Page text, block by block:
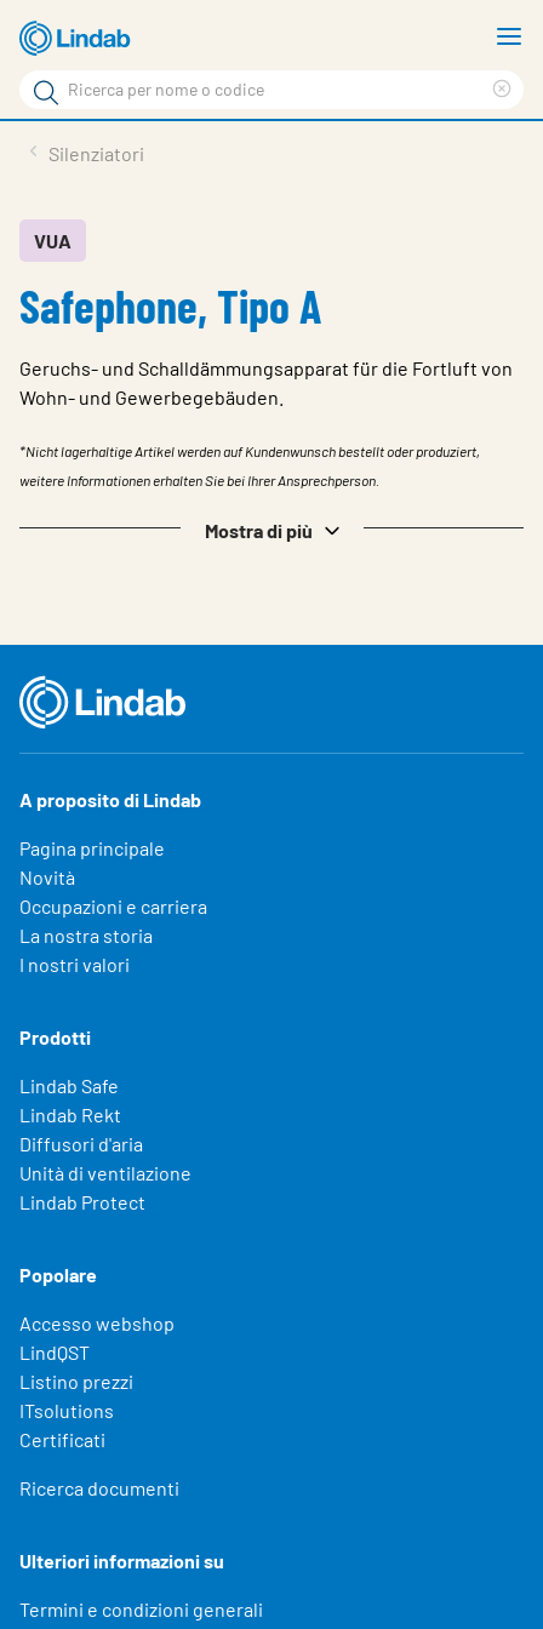
Log
visionare
Cerca
Cerca
Su Lindab
Su Tecnovent
Download
Log in
Silenziatori
VUA
Safephone, Tipo A
Geruchs- und Schalldämmungsapparat für die Fortluft von
Wohn- und Gewerbegebäuden.
*Nicht lagerhaltige Artikel werden auf Kundenwunsch bestellt oder produziert,
weitere Informationen erhalten Sie bei Ihrer Ansprechperson.
Mostra di più
A proposito di Lindab
Pagina principale
Novità
Occupazioni e carriera
La nostra storia
I nostri valori
Prodotti
Lindab Safe
Lindab Rekt
Diffusori d'aria
Unità di ventilazione
Lindab Protect
Popolare
Accesso webshop
LindQST
Listino prezzi
ITsolutions
Certificati
Ricerca documenti
Ulteriori informazioni su
Termini e condizioni generali